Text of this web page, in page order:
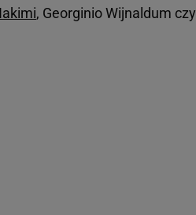
, Georginio Wijnaldum czy